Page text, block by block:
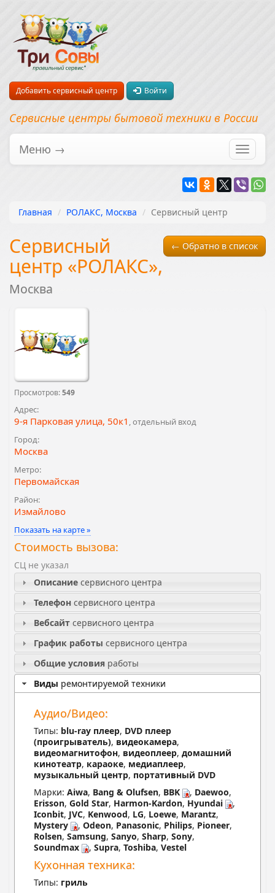
Добавить сервисный центр Войти
Сервисные центры бытовой техники в России
Меню →
Главная РОЛАКС, Москва Сервисный центр
← Обратно в список
Сервисный
центр «РОЛАКС»,
Москва
Просмотров:549
Адрес:
9-я Парковая улица, 50к1 , отдельный вход
Город:
Москва
Метро:
Первомайская
Район:
Измайлово
Показать на карте »
Стоимость вызова:
СЦ не указал
Описаниесервисного центра
Телефонсервисного центра
Вебсайтсервисного центра
График работы сервисного центра
Общие условияработы
Виды ремонтируемой техники
Аудио/Видео:
Типы: blu-ray плеер, DVD плеер
(проигрыватель), видеокамера,
видеомагнитофон, видеоплеер, домашний
кинотеатр, караоке, медиаплеер,
музыкальный центр, портативный DVD
Марки: Aiwa, Bang & Olufsen, BBK , Daewoo,
Erisson, Gold Star, Harmon-Kardon, Hyundai
,
Iconbit, JVC, Kenwood, LG, Loewe, Marantz,
Mystery
, Odeon, Panasonic, Philips, Pioneer,
Rolsen, Samsung, Sanyo, Sharp, Sony,
Soundmax
, Supra, Toshiba, Vestel
Кухонная техника:
Типы: гриль